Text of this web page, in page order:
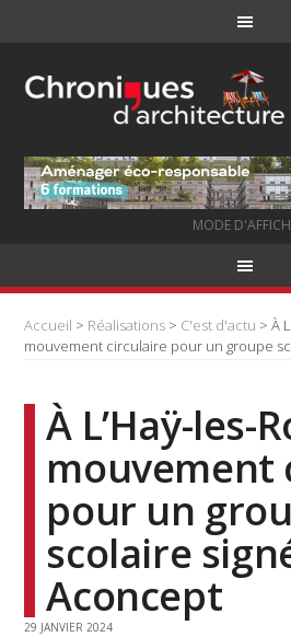
MODE
Accueil > Réalisations > C'est d'actu > À
mouvement circulaire pour un groupe
À L’Haÿ-les-
mouvement
pour un
scolaire
Aconcept
29 JANVIER 2024